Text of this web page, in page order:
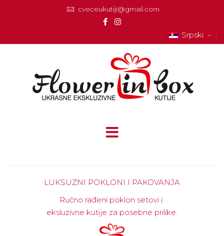
cveceukutiji@gmail.com
Srpski
LUKSUZNI POKLONI I PAKOVANJA
Ručno rađeni poklon setovi i
eksluzivne kutije za posebne prilike.